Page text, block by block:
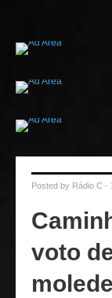
Posted by Rádio C -
voto